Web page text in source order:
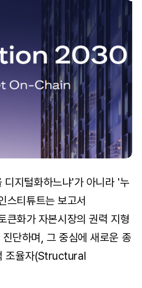
디지털화하느냐'가 아니라 '누
스티튜트는 보고서
큰화가 자본시장의 권력 지형
단하며, 그 중심에 새로운 종
조율자(Structural